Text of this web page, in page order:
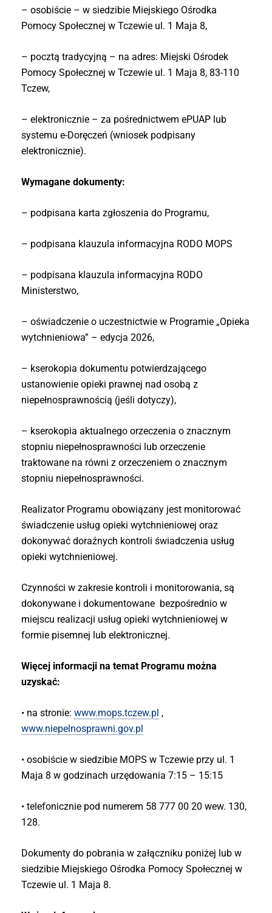
– osobiście – w siedzibie Miejskiego Ośrodka
Pomocy Społecznej w Tczewie ul. 1 Maja 8,
– pocztą tradycyjną – na adres: Miejski Ośrodek
Pomocy Społecznej w Tczewie ul. 1 Maja 8, 83-110
Tczew,
– elektronicznie – za pośrednictwem ePUAP lub
systemu e-Doręczeń (wniosek podpisany
elektronicznie).
Wymagane dokumenty:
– podpisana karta zgłoszenia do Programu,
– podpisana klauzula informacyjna RODO MOPS
– podpisana klauzula informacyjna RODO
Ministerstwo,
– oświadczenie o uczestnictwie w Programie „Opieka
wytchnieniowa” – edycja 2026,
– kserokopia dokumentu potwierdzającego
ustanowienie opieki prawnej nad osobą z
niepełnosprawnością (jeśli dotyczy),
– kserokopia aktualnego orzeczenia o znacznym
stopniu niepełnosprawności lub orzeczenie
traktowane na równi z orzeczeniem o znacznym
stopniu niepełnosprawności.
Realizator Programu obowiązany jest monitorować
świadczenie usług opieki wytchnieniowej oraz
dokonywać doraźnych kontroli świadczenia usług
opieki wytchnieniowej.
Czynności w zakresie kontroli i monitorowania, są
dokonywane i dokumentowane bezpośrednio w
miejscu realizacji usług opieki wytchnieniowej w
formie pisemnej lub elektronicznej.
Więcej informacji na temat Programu można
uzyskać:
• na stronie: www.mops.tczew.pl ,
www.niepelnosprawni.gov.pl
• osobiście w siedzibie MOPS w Tczewie przy ul. 1
Maja 8 w godzinach urzędowania 7:15 – 15:15
• telefonicznie pod numerem 58 777 00 20 wew. 130,
128.
Dokumenty do pobrania w załączniku poniżej lub w
siedzibie Miejskiego Ośrodka Pomocy Społecznej w
Tczewie ul. 1 Maja 8.